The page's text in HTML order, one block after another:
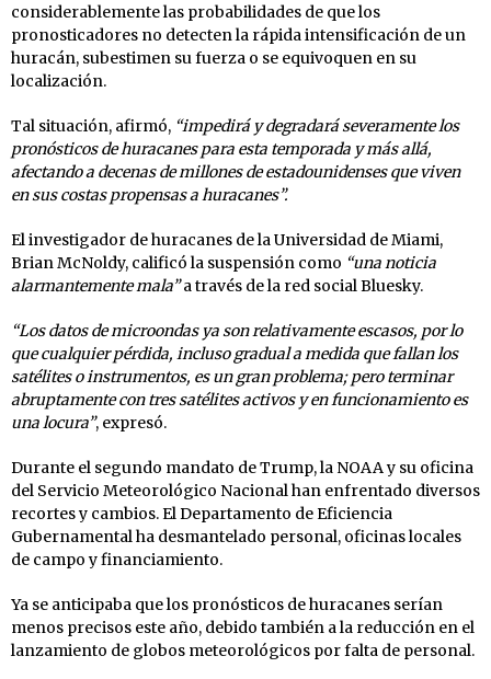
considerablemente las probabilidades de que los
pronosticadores no detecten la rápida intensificación de un
huracán, subestimen su fuerza o se equivoquen en su
localización.
Tal situación, afirmó, “impedirá y degradará severamente los
pronósticos de huracanes para esta temporada y más allá,
afectando a decenas de millones de estadounidenses que viven
en sus costas propensas a huracanes”.
El investigador de huracanes de la Universidad de Miami,
Brian McNoldy, calificó la suspensión como “una noticia
alarmantemente mala”a través de la red social Bluesky.
“Los datos de microondas ya son relativamente escasos, por lo
que cualquier pérdida, incluso gradual a medida que fallan los
satélites o instrumentos, es un gran problema; pero terminar
abruptamente con tres satélites activos y en funcionamiento es
una locura”, expresó.
Durante el segundo mandato de Trump, la NOAA y su oficina
del Servicio Meteorológico Nacional han enfrentado diversos
recortes y cambios. El Departamento de Eficiencia
Gubernamental ha desmantelado personal, oficinas locales
de campo y financiamiento.
Ya se anticipaba que los pronósticos de huracanes serían
menos precisos este año, debido también a la reducción en el
lanzamiento de globos meteorológicos por falta de personal.